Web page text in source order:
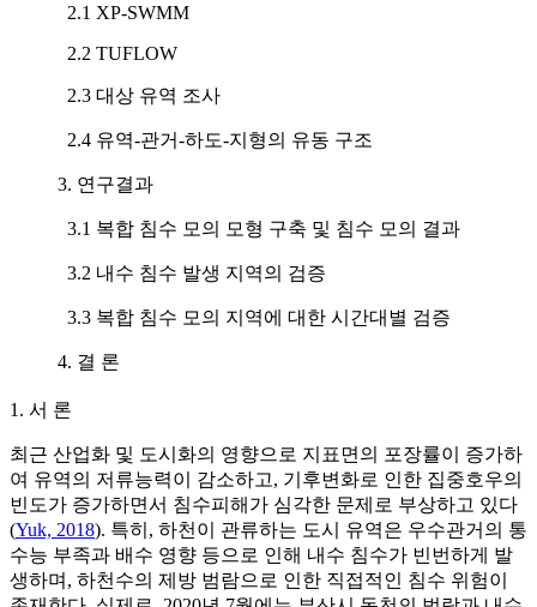
2.1 XP-SWMM
2.2 TUFLOW
2.3 대상 유역 조사
2.4 유역-관거-하도-지형의 유동 구조
3. 연구결과
3.1 복합 침수 모의 모형 구축 및 침수 모의 결과
3.2 내수 침수 발생 지역의 검증
3.3 복합 침수 모의 지역에 대한 시간대별 검증
4. 결 론
1. 서 론
최근 산업화 및 도시화의 영향으로 지표면의 포장률이 증가하
여 유역의 저류능력이 감소하고, 기후변화로 인한 집중호우의
빈도가 증가하면서 침수피해가 심각한 문제로 부상하고 있다
(Yuk, 2018). 특히, 하천이 관류하는 도시 유역은 우수관거의 통
수능 부족과 배수 영향 등으로 인해 내수 침수가 빈번하게 발
생하며, 하천수의 제방 범람으로 인한 직접적인 침수 위험이